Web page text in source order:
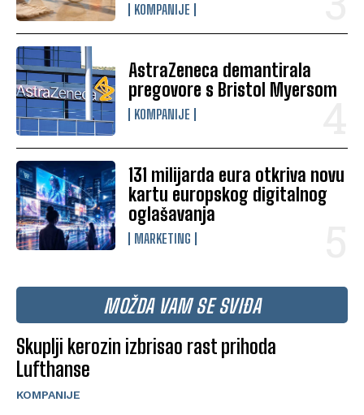
KOMPANIJE
AstraZeneca demantirala
pregovore s Bristol Myersom
KOMPANIJE
131 milijarda eura otkriva novu
kartu europskog digitalnog
oglašavanja
MARKETING
MOŽDA VAM SE SVIĐA
Skuplji kerozin izbrisao rast prihoda
Lufthanse
KOMPANIJE